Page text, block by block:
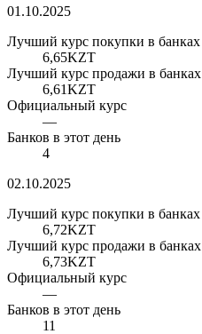
01.10.2025
Лучший курс покупки в банках
6,65KZT
Лучший курс продажи в банках
6,61KZT
Официальный курс
—
Банков в этот день
4
02.10.2025
Лучший курс покупки в банках
6,72KZT
Лучший курс продажи в банках
6,73KZT
Официальный курс
—
Банков в этот день
11